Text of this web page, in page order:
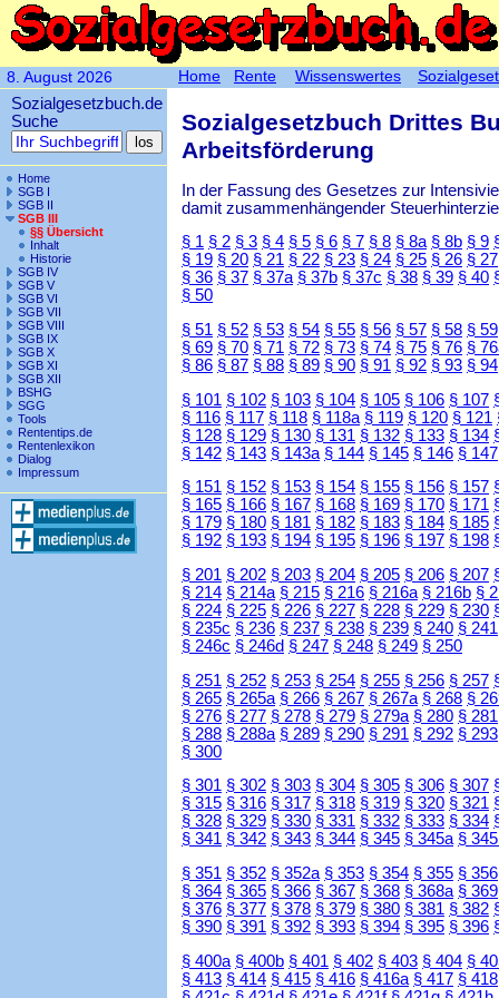
8. August 2026
Sozialgesetzbuch.de
Suche
Home
SGB I
SGB II
SGB III
§§ Übersicht
Inhalt
Historie
SGB IV
SGB V
SGB VI
SGB VII
SGB VIII
SGB IX
SGB X
SGB XI
SGB XII
BSHG
SGG
Tools
Rententips.de
Rentenlexikon
Dialog
Impressum
Sozialgesetzbuch Drittes
Arbeitsförderung
In der Fassung des Gesetzes zur
damit zusammenhängender
§ 1 § 2 § 3 § 4 § 5 § 6 § 7 § 8 § 8a § 8b § 9
§ 19 § 20 § 21 § 22 § 23 § 24 § 25 § 26 § 27
§ 36 § 37 § 37a § 37b § 37c § 38 § 39 § 40
§ 50
§ 51 § 52 § 53 § 54 § 55 § 56 § 57 § 58 § 59
§ 69 § 70 § 71 § 72 § 73 § 74 § 75 § 76 §
§ 86 § 87 § 88 § 89 § 90 § 91 § 92 § 93 § 94
§ 101 § 102 § 103 § 104 § 105 § 106 § 107
§ 116 § 117 § 118 § 118a § 119 § 120 § 121
§ 128 § 129 § 130 § 131 § 132 § 133 § 134
§ 142 § 143 § 143a § 144 § 145 § 146 § 147
§ 151 § 152 § 153 § 154 § 155 § 156 § 157
§ 165 § 166 § 167 § 168 § 169 § 170 § 171
§ 179 § 180 § 181 § 182 § 183 § 184 § 185
§ 192 § 193 § 194 § 195 § 196 § 197 § 198
§ 201 § 202 § 203 § 204 § 205 § 206 § 207
§ 214 § 214a § 215 § 216 § 216a § 216b §
§ 224 § 225 § 226 § 227 § 228 § 229 § 230
§ 235c § 236 § 237 § 238 § 239 § 240 § 241
§ 246c § 246d § 247 § 248 § 249 § 250
§ 251 § 252 § 253 § 254 § 255 § 256 § 257
§ 265 § 265a § 266 § 267 § 267a § 268 §
§ 276 § 277 § 278 § 279 § 279a § 280 § 281
§ 288 § 288a § 289 § 290 § 291 § 292 § 293
§ 300
§ 301 § 302 § 303 § 304 § 305 § 306 § 307
§ 315 § 316 § 317 § 318 § 319 § 320 § 321
§ 328 § 329 § 330 § 331 § 332 § 333 § 334
§ 341 § 342 § 343 § 344 § 345 § 345a §
§ 351 § 352 § 352a § 353 § 354 § 355 § 356
§ 364 § 365 § 366 § 367 § 368 § 368a § 369
§ 376 § 377 § 378 § 379 § 380 § 381 § 382
§ 390 § 391 § 392 § 393 § 394 § 395 § 396
§ 400a § 400b § 401 § 402 § 403 § 404 §
§ 413 § 414 § 415 § 416 § 416a § 417 § 418
Home Rente Wissenswertes